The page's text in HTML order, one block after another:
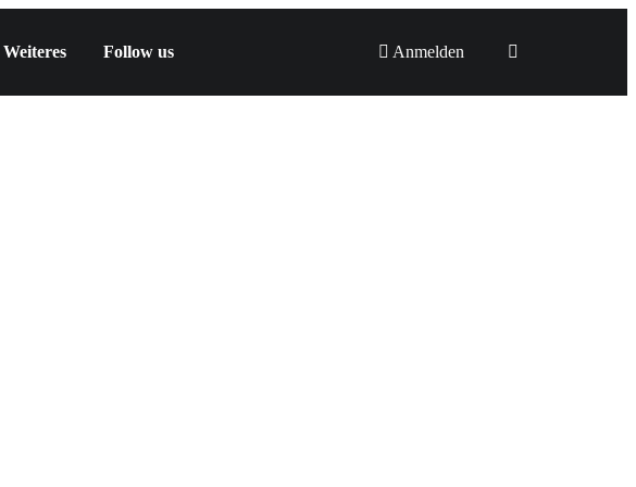
Weiteres Follow us Anmelden